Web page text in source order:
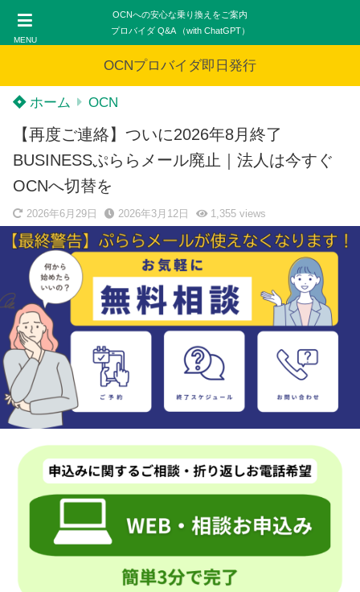
MENU
OCNへの安心な乗り換えをご案内
プロバイダ Q&A （with ChatGPT）
OCNプロバイダ即日発行
ホーム OCN
【再度ご連絡】ついに2026年8月終了
BUSINESSぷららメール廃止｜法人は今すぐ
OCNへ切替を
2026年6月29日 2026年3月12日 1,355views